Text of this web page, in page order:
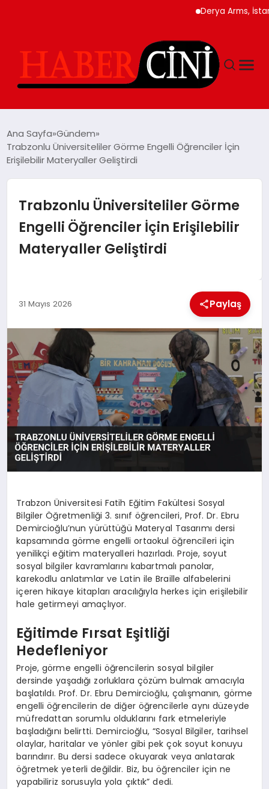
Derya Arms,
YAŞAM
GÜNCEL
TEKNOLOJI
GENEL
EKONOMI
YEREL HABERLER
GÜNDEM
Ana Sayfa Gündem
Trabzonlu Üniversiteliler Görme Engelli Öğrenciler İçin
Erişilebilir Materyaller Geliştirdi
Trabzonlu Üniversiteliler Görme
Engelli Öğrenciler İçin Erişilebilir
Materyaller Geliştirdi
31 Mayıs 2026 Paylaş
Trabzon Üniversitesi Fatih Eğitim Fakültesi Sosyal
Bilgiler Öğretmenliği 3. sınıf öğrencileri, Prof. Dr. Ebru
Demircioğlu’nun yürüttüğü Materyal Tasarımı dersi
kapsamında görme engelli ortaokul öğrencileri için
yenilikçi eğitim materyalleri hazırladı. Proje, soyut
sosyal bilgiler kavramlarını kabartmalı panolar,
karekodlu anlatımlar ve Latin ile Braille alfabelerini
içeren hikaye kitapları aracılığıyla herkes için erişilebilir
hale getirmeyi amaçlıyor.
Eğitimde Fırsat Eşitliği
Hedefleniyor
Proje, görme engelli öğrencilerin sosyal bilgiler
dersinde yaşadığı zorluklara çözüm bulmak amacıyla
başlatıldı. Prof. Dr. Ebru Demircioğlu, çalışmanın, görme
engelli öğrencilerin de diğer öğrencilerle aynı düzeyde
müfredattan sorumlu olduklarını fark etmeleriyle
başladığını belirtti. Demircioğlu, “Sosyal Bilgiler, tarihsel
olaylar, haritalar ve yönler gibi pek çok soyut konuyu
barındırır. Bu dersi sadece okuyarak veya anlatarak
öğretmek yeterli değildir. Biz, bu öğrenciler için ne
yapabiliriz sorusuyla yola çıktık” dedi.